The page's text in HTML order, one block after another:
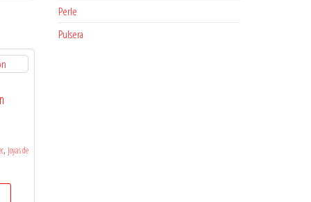
, Joyas de
Perle
Pulsera